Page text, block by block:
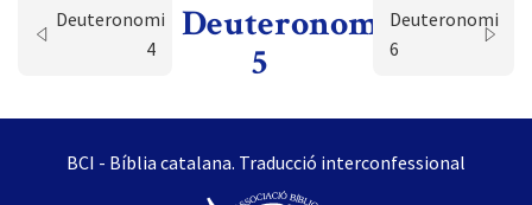
Deuteronomi
4
Deuteronomi
5
Deuteronomi
6
BCI - Bíblia catalana. Traducció interconfessional